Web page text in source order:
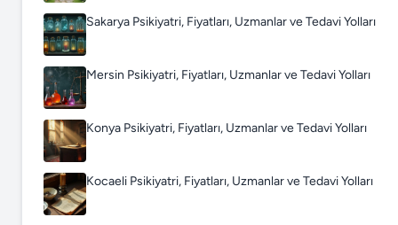
Sakarya Psikiyatri, Fiyatları, Uzmanlar ve Tedavi Yolları
Mersin Psikiyatri, Fiyatları, Uzmanlar ve Tedavi Yolları
Konya Psikiyatri, Fiyatları, Uzmanlar ve Tedavi Yolları
Kocaeli Psikiyatri, Fiyatları, Uzmanlar ve Tedavi Yolları